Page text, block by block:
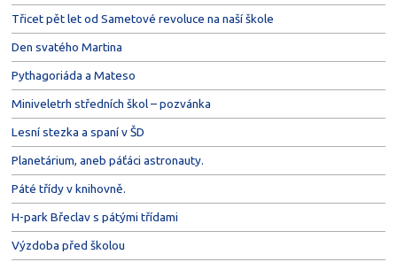
Třicet pět let od Sametové revoluce na naší škole
Den svatého Martina
Pythagoriáda a Mateso
Miniveletrh středních škol – pozvánka
Lesní stezka a spaní v ŠD
Planetárium, aneb páťáci astronauty.
Páté třídy v knihovně.
H-park Břeclav s pátými třídami
Výzdoba před školou